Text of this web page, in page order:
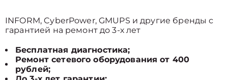
INFORM, CyberPower, GMUPS и другие бренды с
гарантией на ремонт до 3-х лет
Бесплатная диагностика;
Ремонт сетевого оборудования от 400
рублей;